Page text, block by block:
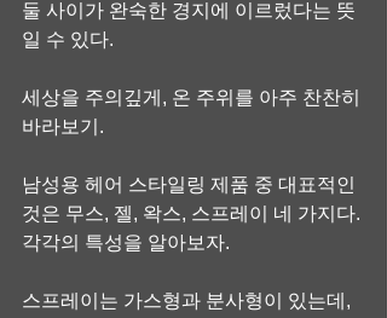
둘 사이가 완숙한 경지에 이르렀다는 뜻
일 수 있다.
세상을 주의깊게, 온 주위를 아주 찬찬히
바라보기.
남성용 헤어 스타일링 제품 중 대표적인
것은 무스, 젤, 왁스, 스프레이 네 가지다.
각각의 특성을 알아보자.
스프레이는 가스형과 분사형이 있는데,